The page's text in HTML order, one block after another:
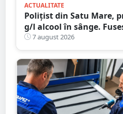
ACTUALITATE
Polițist din Satu Mare,
g/l alcool în sânge.
că circula pe contrasens
7 august 2026